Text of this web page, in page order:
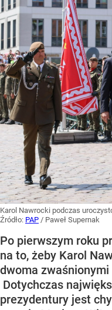
Karol Nawrocki podczas
Źródło: PAP / Paweł Supernak
Po pierwszym roku
na to, żeby Karol
dwoma
Dotychczas
prezydentury jest